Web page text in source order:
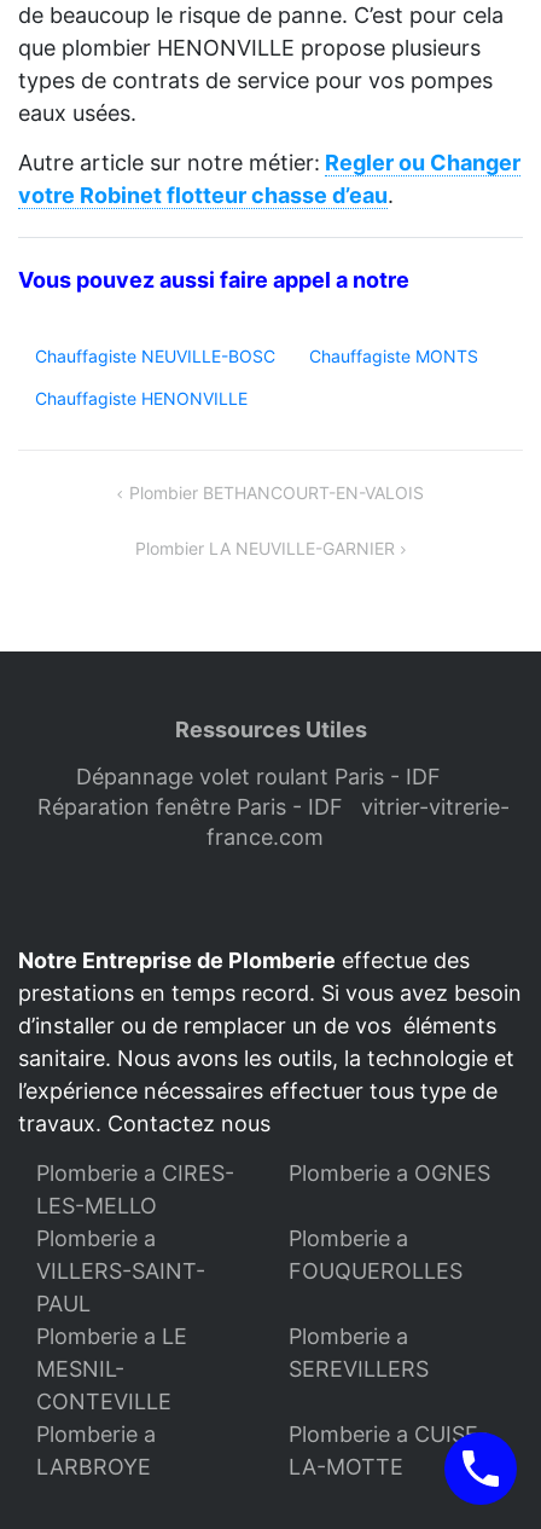
de beaucoup le risque de panne. C’est pour cela
que plombier HENONVILLE propose plusieurs
types de contrats de service pour vos pompes
eaux usées.
Autre article sur notre métier: Regler ou Changer
votre Robinet flotteur chasse d’eau.
Vous pouvez aussi faire appel a notre
Chauffagiste NEUVILLE-BOSC Chauffagiste MONTS
Chauffagiste HENONVILLE
NavigationPlombier BETHANCOURT-EN-VALOIS
Plombier LA NEUVILLE-GARNIER
Ressources Utiles
Dépannage volet roulant Paris - IDF
Réparation fenêtre Paris - IDF
vitrier-vitrerie-
france.com
Notre Entreprise de Plomberie effectue des
prestations en temps record. Si vous avez besoin
d’installer ou de remplacer un de vos éléments
sanitaire. Nous avons les outils, la technologie et
l’expérience nécessaires effectuer tous type de
travaux. Contactez nous
Plomberie a CIRES-
LES-MELLO
Plomberie a OGNES
Plomberie a
VILLERS-SAINT-
PAUL
Plomberie a
FOUQUEROLLES
Plomberie a LE
MESNIL-
CONTEVILLE
Plomberie a
SEREVILLERS
Plomberie a
LARBROYE
Plomberie a CUISE-
LA-MOTTE